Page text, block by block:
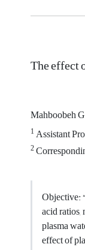
The effect
Mahboobeh
1Assistant
2
Objective:
acid
plasma
effect of